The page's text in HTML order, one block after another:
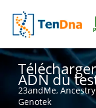
ADN du
23andMe,
Genotek